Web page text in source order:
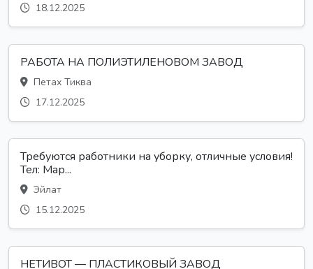
18.12.2025
РАБОТА НА ПОЛИЭТИЛЕНОВОМ ЗАВОД
Петах Тиква
17.12.2025
Требуются работники на уборку, отличные условия!
Тел: Мар...
Эйлат
15.12.2025
НЕТИВОТ — ПЛАСТИКОВЫЙ ЗАВОД